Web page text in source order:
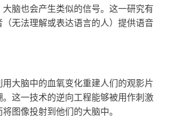
脑也会产生类似的信号。这一研究有
无法理解或表达语言的人）提供语音
大脑中的血氧变化重建人们的观影片
这一技术的逆向工程能够被用作刺激
图像投射到他们的大脑中。